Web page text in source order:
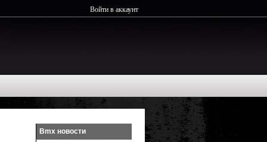
Войти в аккаунт
Bmx новости